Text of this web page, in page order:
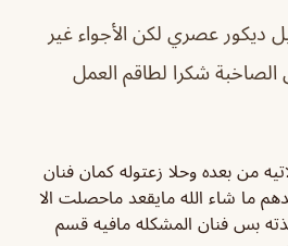
عصري لكن الأجواء غير
شكرا لطاقم العمل
من بعده وحلا زعتوله كمان فنان
ما شاء الله مايقعد ماحصلت الا
بس فنان المشكله مافيه قسم